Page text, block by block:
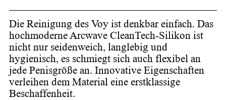
Die Reinigung des Voy ist denkbar einfach. Das
hochmoderne Arcwave CleanTech-Silikon ist
nicht nur seidenweich, langlebig und
hygienisch, es schmiegt sich auch flexibel an
jede Penisgröße an. Innovative Eigenschaften
verleihen dem Material eine erstklassige
Beschaffenheit.